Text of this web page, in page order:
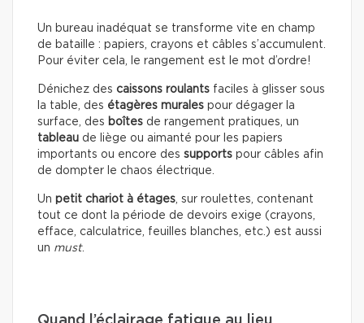
Un bureau inadéquat se transforme vite en champ
de bataille : papiers, crayons et câbles s’accumulent.
Pour éviter cela, le rangement est le mot d’ordre!
Dénichez des caissons roulants faciles à glisser sous
la table, des étagères murales pour dégager la
surface, des boîtes de rangement pratiques, un
tableau de liège ou aimanté pour les papiers
importants ou encore des supports pour câbles afin
de dompter le chaos électrique.
Un petit chariot à étages, sur roulettes, contenant
tout ce dont la période de devoirs exige (crayons,
efface, calculatrice, feuilles blanches, etc.) est aussi
un must.